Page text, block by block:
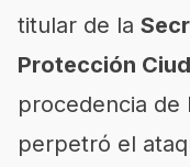
titular de la
Protección
procedencia de
perpetró el